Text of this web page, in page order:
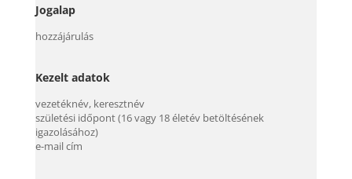
Jogalap
hozzájárulás
Kezelt adatok
vezetéknév, keresztnév
születési időpont (16 vagy 18 életév betöltésének
igazolásához)
e-mail cím